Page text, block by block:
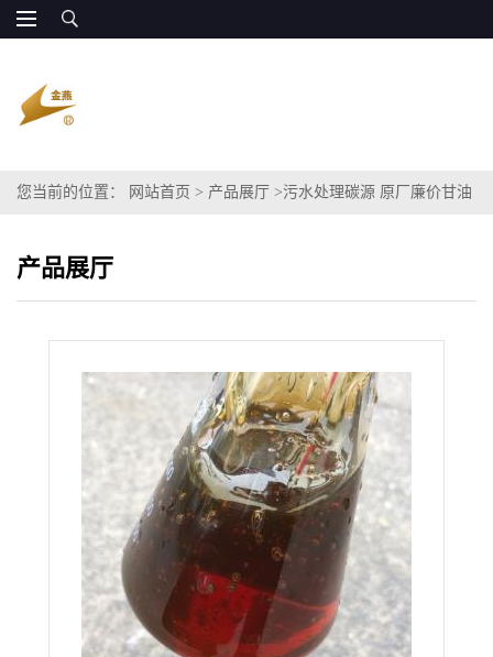
您当前的位置： 网站首页 > 产品展厅 >污水处理碳源 原厂廉价甘油
产品展厅